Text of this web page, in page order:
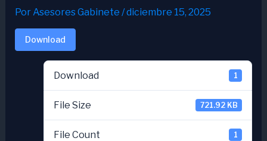
PorAsesores Gabinete /diciembre 15, 2025
Download
Download 1
File Size 721.92 KB
File Count 1